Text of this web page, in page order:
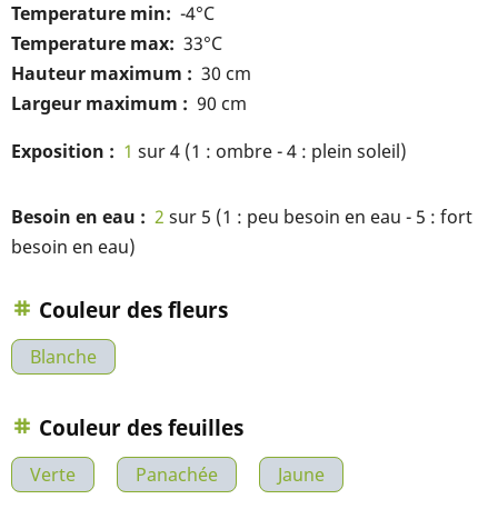
Temperature min
-4°C
Temperature max 33°C
Hauteur maximum
30 cm
Largeur maximum
90 cm
Exposition
1 sur 4 (1 : ombre - 4 : plein soleil)
Besoin en eau 2 sur 5 (1 : peu besoin en eau - 5 : fort
besoin en eau)
Couleur des fleurs
Blanche
Couleur des feuilles
Verte Panachée Jaune